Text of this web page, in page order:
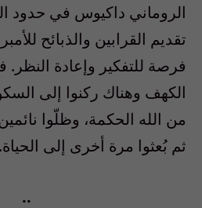
الروماني داكيوس في حدود
تقديم القرابين والذبائح
فرصة للتفكير وإعادة النظر.
الكهف وهناك ركنوا إلى
من الله الحكمة، وظلّوا
ثم بُعثوا مرة أخرى إلى الحياة.
..